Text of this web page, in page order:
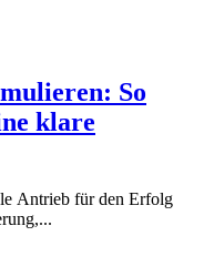
So
klare
Antrieb für den Erfolg